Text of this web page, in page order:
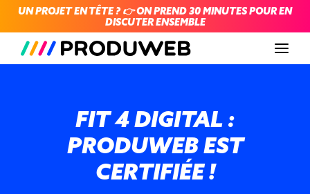
UN PROJET EN TÊTE ? 👉 ON PREND 30 MINUTES POUR EN
DISCUTER ENSEMBLE
Menu
FIT 4 DIGITAL :
PRODUWEB EST
CERTIFIÉE !